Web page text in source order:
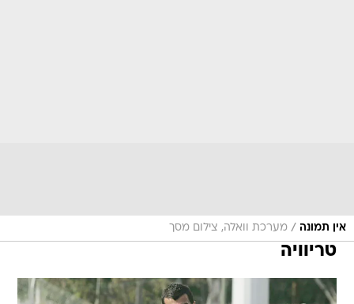
אין תמונה / מערכת וואלה, צילום מסך
טריוויה